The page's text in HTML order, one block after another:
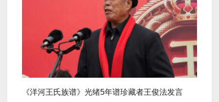
《洋河王氏族谱》光绪5年谱珍藏者王俊法发言